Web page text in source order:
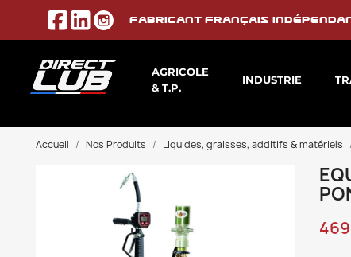
Fabricant français
AGRICOLE
& T.P.
INDUSTRIE
Accueil Nos Produits Liquides, graisses, additifs & matériels